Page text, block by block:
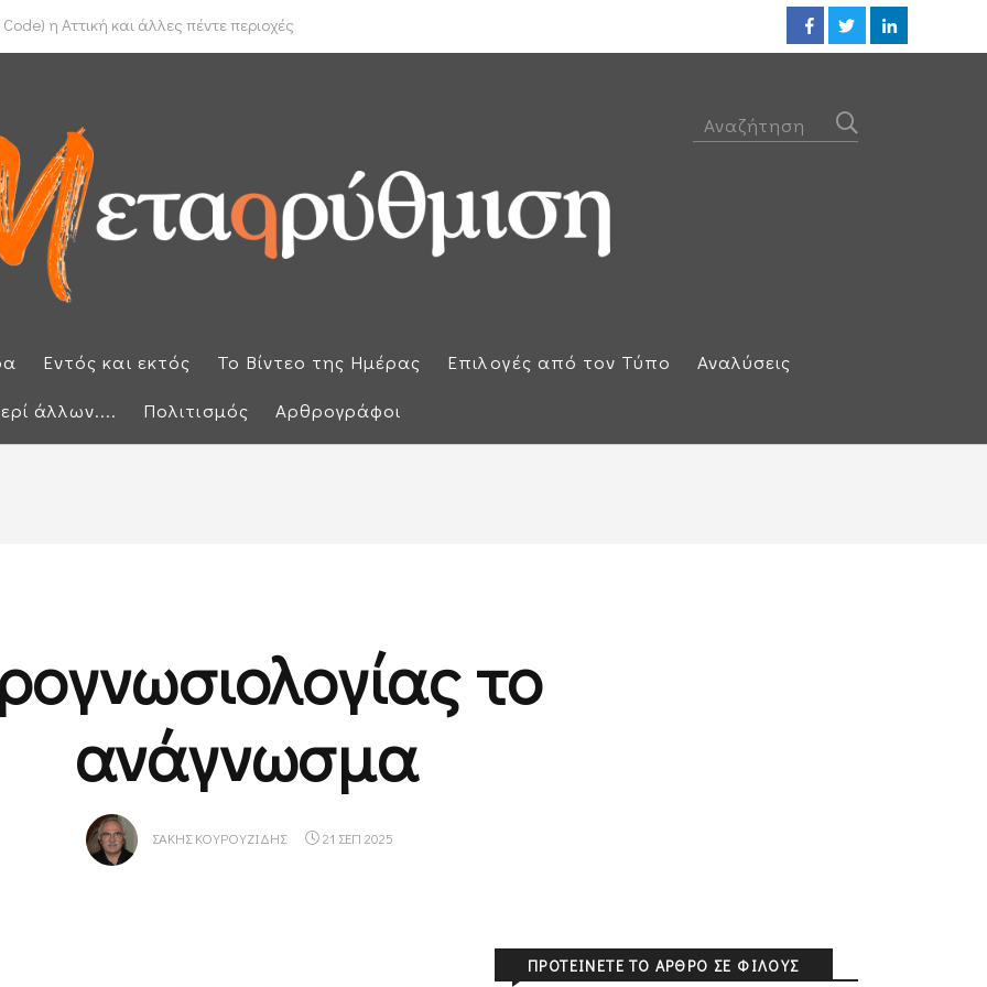
η Αττική και άλλες πέντε περιοχές
Ιράν για τα Στενά του Ορμούζ Η απάντηση της Ισπανίας:
Εντός και εκτός Το Βίντεο της Ημέρας Επιλογές από τον Τύπο
Αναλύσεις
άλλων.... Πολιτισμός Αρθρογράφοι
το
ανάγνωσμα
ΣΆΚΗΣ ΚΟΥΡΟΥΖΊΔΗΣ 21 ΣΕΠ 2025
ΠΡΟΤΕΊΝΕΤΕ ΤΟ ΆΡΘΡΟ ΣΕ ΦΊΛΟΥΣ